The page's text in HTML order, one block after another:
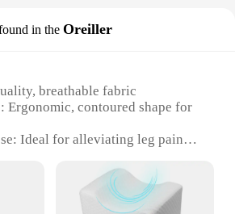
in the Oreiller
breathable fabric
Ergonomic, contoured shape for
Ideal for alleviating leg pain
Property: Provides firm, yet gentle
Suitable for individuals seeking